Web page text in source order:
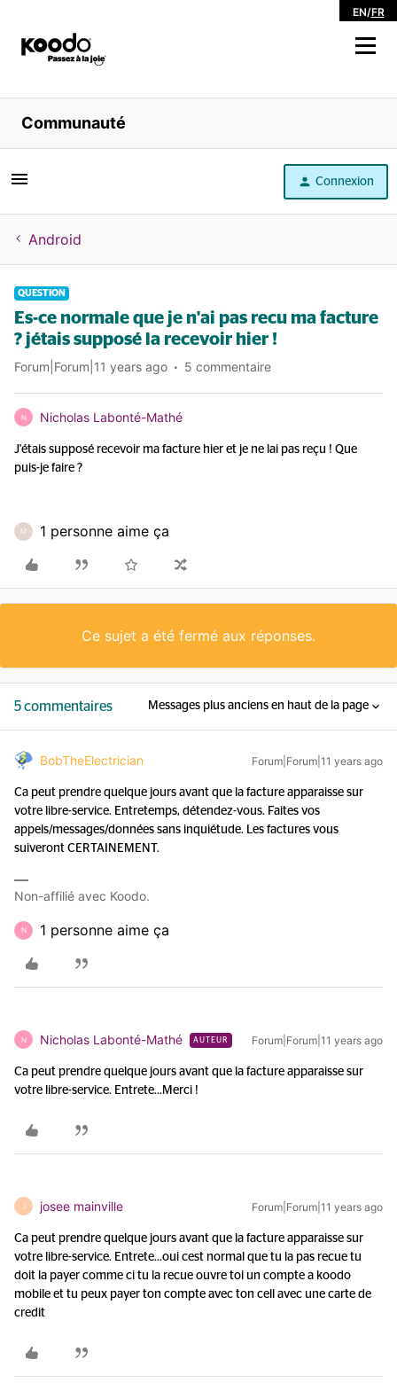
EN/FR
Magasiner
Libre service
Aide
Communauté
Connexion
Android
QUESTION
Es-ce normale que je n'ai pas recu ma facture
? jétais supposé la recevoir hier !
Forum|Forum|11 years ago 5 commentaire
N Nicholas Labonté-Mathé
J'étais supposé recevoir ma facture hier et je ne lai pas reçu ! Que
puis-je faire ?
M 1 personne aime ça
Ce sujet a été fermé aux réponses.
5 commentaires Messages plus anciens en haut de la page
BobTheElectrician Forum|Forum|11 years ago
Ca peut prendre quelque jours avant que la facture apparaisse sur
votre libre-service. Entretemps, détendez-vous. Faites vos
appels/messages/données sans inquiétude. Les factures vous
suiveront CERTAINEMENT.
Non-affilié avec Koodo.
N 1 personne aime ça
N Nicholas Labonté-Mathé AUTEUR Forum|Forum|11 years ago
Ca peut prendre quelque jours avant que la facture apparaisse sur
votre libre-service. Entrete...Merci !
J josee mainville Forum|Forum|11 years ago
Ca peut prendre quelque jours avant que la facture apparaisse sur
votre libre-service. Entrete...oui cest normal que tu la pas recue tu
doit la payer comme ci tu la recue ouvre toi un compte a koodo
mobile et tu peux payer ton compte avec ton cell avec une carte de
credit